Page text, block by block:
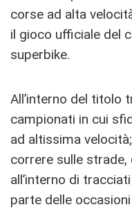
corse ad alta
il gioco ufficiale del
superbike.
All’interno del titolo
campionati in cui
ad altissima
correre sulle
all’interno di
parte delle